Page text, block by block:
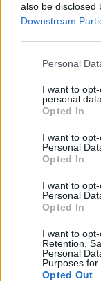
also be disclosed
Downstream
Please note that
not limited to
grant or deny
use your data for
consent section.
Personal
I want to
personal data.
Opted In
I want to
Personal
Opted In
I want to
Personal
Opted In
I want to
Retention,
Personal
Purposes for
Opted Out
Αναλυτική
επιχειρήσεις
βρίσκεται
https://
karieras-
στον ιστότοπο